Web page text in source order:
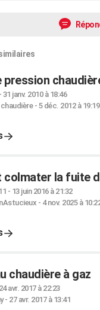
pression
- 31 janv. 2010 à 18:46
- 5 déc. 2012 à 19:19
colmater la fuite
- 13 juin 2016 à 21:32
- 4 nov. 2025 à
chaudière à gaz
24 avr. 2017 à 22:23
- 27 avr. 2017 à 13:41